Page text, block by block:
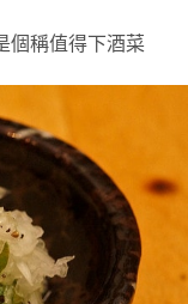
個稱值得下酒菜